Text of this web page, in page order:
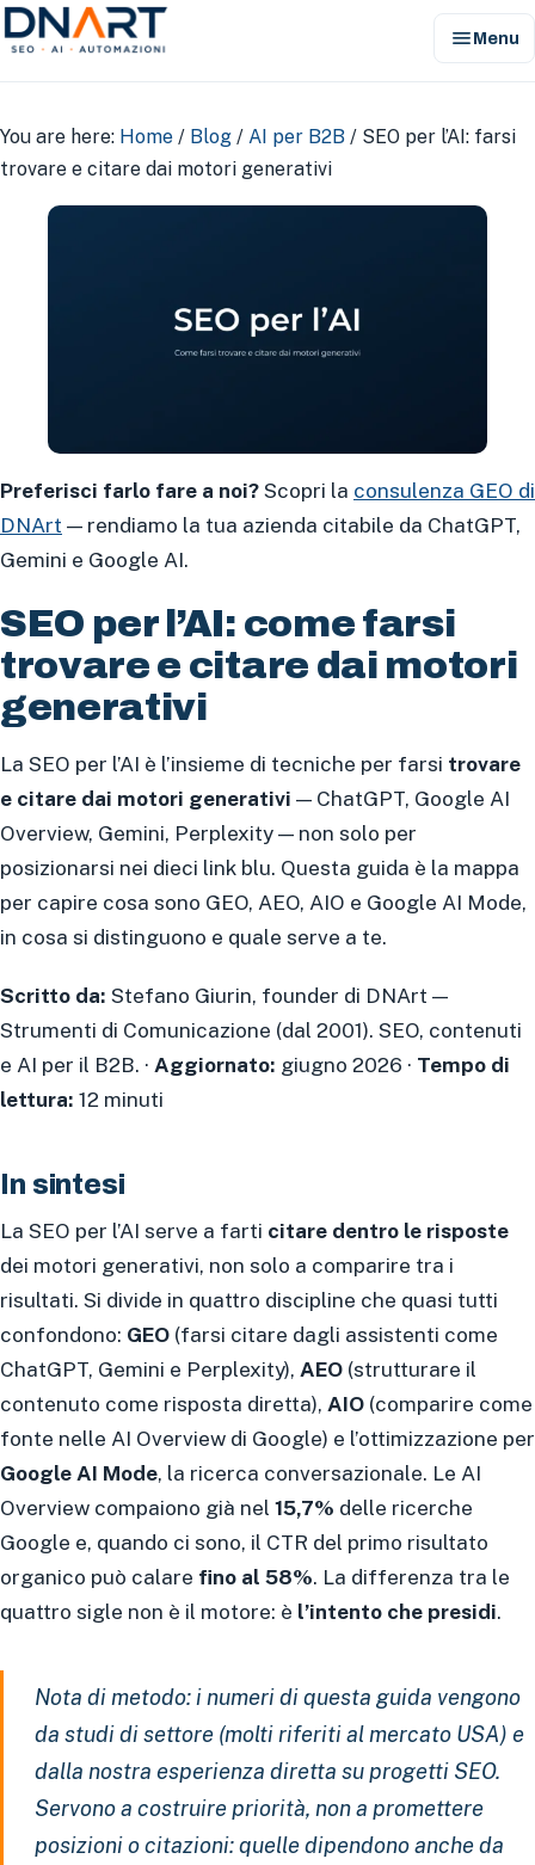
DNArt menuMenu
You are here: Home / Blog / AI per B2B / SEO per l’AI: farsi
trovare e citare dai motori generativi
Preferisci farlo fare a noi? Scopri la consulenza GEO di
DNArt — rendiamo la tua azienda citabile da ChatGPT,
Gemini e Google AI.
SEO per l’AI: come farsi
trovare e citare dai motori
generativi
La SEO per l’AI è l’insieme di tecniche per farsi trovare
e citare dai motori generativi — ChatGPT, Google AI
Overview, Gemini, Perplexity — non solo per
posizionarsi nei dieci link blu. Questa guida è la mappa
per capire cosa sono GEO, AEO, AIO e Google AI Mode,
in cosa si distinguono e quale serve a te.
Scritto da: Stefano Giurin, founder di DNArt —
Strumenti di Comunicazione (dal 2001). SEO, contenuti
e AI per il B2B. · Aggiornato: giugno 2026 · Tempo di
lettura: 12 minuti
In sintesi
La SEO per l’AI serve a farti citare dentro le risposte
dei motori generativi, non solo a comparire tra i
risultati. Si divide in quattro discipline che quasi tutti
confondono: GEO (farsi citare dagli assistenti come
ChatGPT, Gemini e Perplexity), AEO (strutturare il
contenuto come risposta diretta), AIO (comparire come
fonte nelle AI Overview di Google) e l’ottimizzazione per
Google AI Mode, la ricerca conversazionale. Le AI
Overview compaiono già nel 15,7% delle ricerche
Google e, quando ci sono, il CTR del primo risultato
organico può calare fino al 58%. La differenza tra le
quattro sigle non è il motore: è l’intento che presidi.
Nota di metodo: i numeri di questa guida vengono
da studi di settore (molti riferiti al mercato USA) e
dalla nostra esperienza diretta su progetti SEO.
Servono a costruire priorità, non a promettere
posizioni o citazioni: quelle dipendono anche da